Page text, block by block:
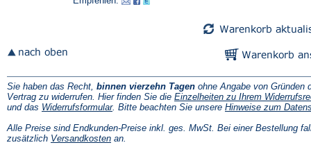
Sie haben das Recht, binnen vierzehn Tagen ohne Angabe von Gründen
Vertrag zu widerrufen. Hier finden Sie die Einzelheiten zu Ihrem
und das Widerrufsformular(Öffnet
einem
neuen
. Bitte beachten Sie unsere Hinweise zum
Alle Preise sind Endkunden-Preise inkl. ges. MwSt. Bei einer Bestellung
zusätzlich Versandkosten(Öffnet
an.